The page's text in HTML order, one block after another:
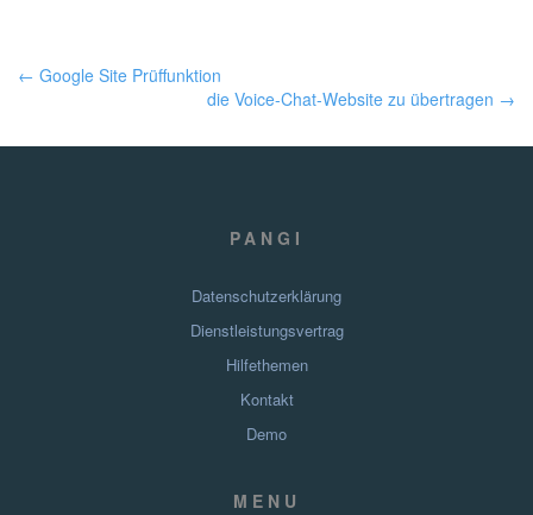
← Google Site Prüffunktion
die Voice-Chat-Website zu übertragen →
PANGI
Datenschutzerklärung
Dienstleistungsvertrag
Hilfethemen
Kontakt
Demo
MENU